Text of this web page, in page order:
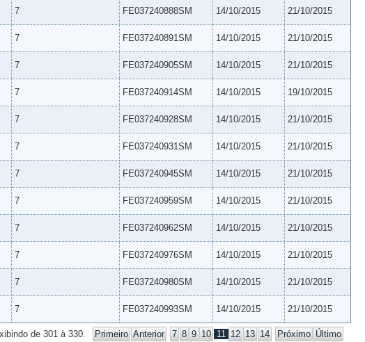
7 FE037240888SM 14/10/2015 21/10/2015
7 FE037240891SM 14/10/2015 21/10/2015
7 FE037240905SM 14/10/2015 21/10/2015
7 FE037240914SM 14/10/2015 19/10/2015
7 FE037240928SM 14/10/2015 21/10/2015
7 FE037240931SM 14/10/2015 21/10/2015
7 FE037240945SM 14/10/2015 21/10/2015
7 FE037240959SM 14/10/2015 21/10/2015
7 FE037240962SM 14/10/2015 21/10/2015
7 FE037240976SM 14/10/2015 21/10/2015
7 FE037240980SM 14/10/2015 21/10/2015
7 FE037240993SM 14/10/2015 21/10/2015
de 301 à 330. Primeiro Anterior 7 8 9 10 11 12 13 14 Próximo Último